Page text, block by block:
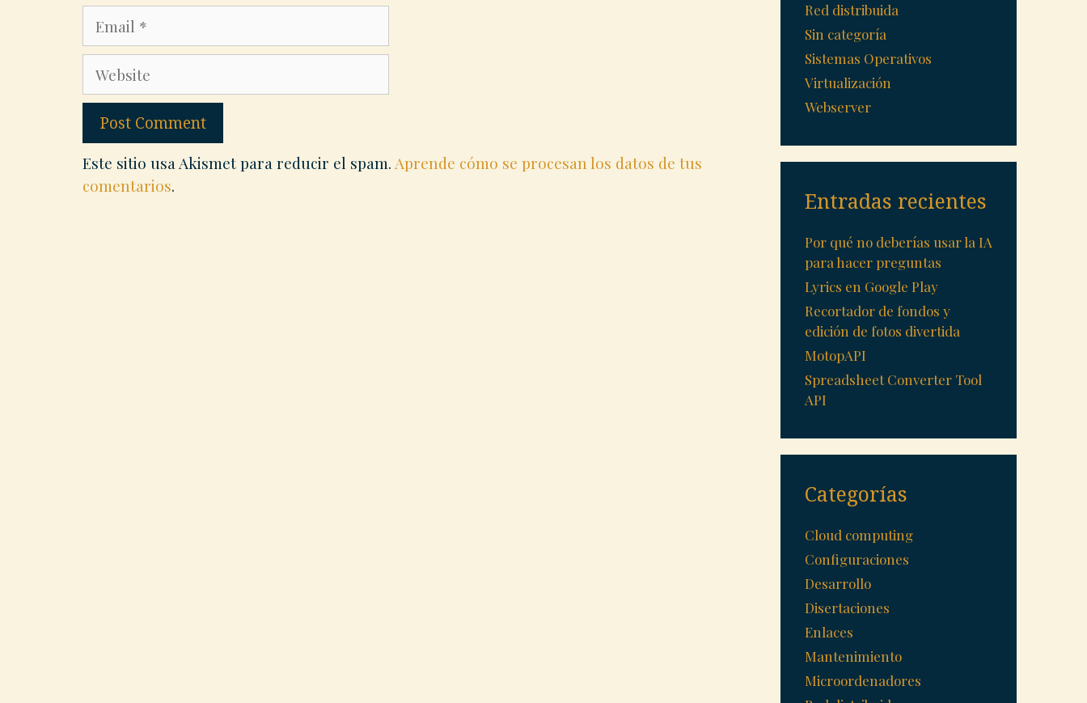
Website
Este sitio usa Akismet para reducir el spam. Aprende cómo se procesan los datos de tus
comentarios.
Red distribuida
Sin categoría
Sistemas Operativos
Virtualización
Webserver
Entradas recientes
Por qué no deberías usar la IA
para hacer preguntas
Lyrics en Google Play
Recortador de fondos y
edición de fotos divertida
MotopAPI
Spreadsheet Converter Tool
API
Categorías
Cloud computing
Configuraciones
Desarrollo
Disertaciones
Enlaces
Mantenimiento
Microordenadores